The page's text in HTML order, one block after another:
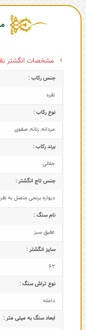
مشخصات انگشتر
جنس رکاب :
نقره
نوع رکاب :
مردانه,زنانه,صفوی
برند رکاب :
جلالی
جنس تاج انگشتر :
دیواره برنجی متصل به
نام سنگ :
عقیق سبز
سایز انگشتر :
62
نوع تراش سنگ :
دامله
ابعاد سنگ به میلی متر :